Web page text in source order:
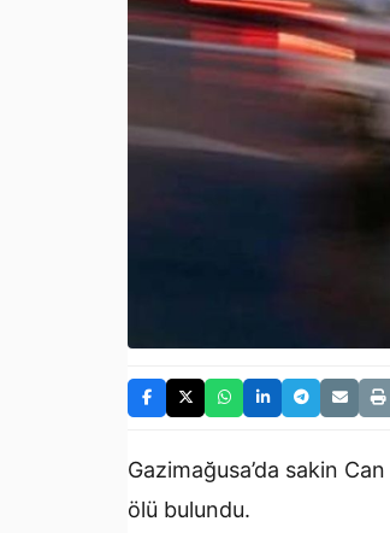
Gazimağusa’da sakin
ölü bulundu.